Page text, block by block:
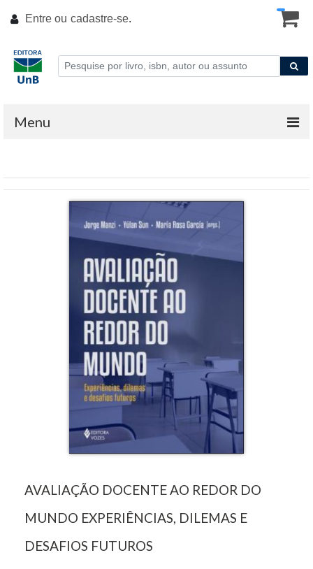
Entre ou cadastre-se.
Menu
AVALIAÇÃO DOCENTE AO REDOR DO
MUNDO EXPERIÊNCIAS, DILEMAS E
DESAFIOS FUTUROS